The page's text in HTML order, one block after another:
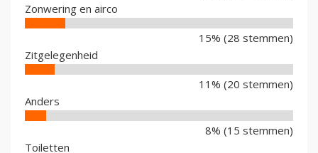
Zonwering en airco
15% (28 stemmen)
Zitgelegenheid
11% (20 stemmen)
Anders
8% (15 stemmen)
Toiletten